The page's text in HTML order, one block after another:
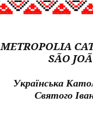
METROPOLIA
SÃO
Українська
Святого